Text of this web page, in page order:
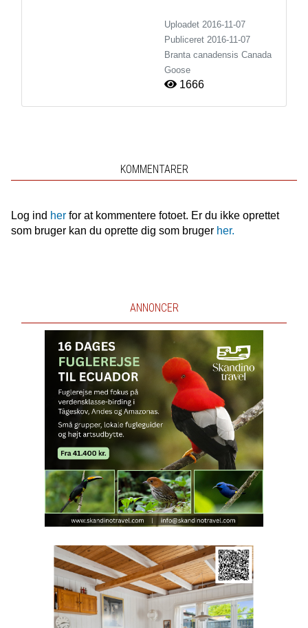
Uploadet 2016-11-07
Publiceret 2016-11-07
Branta canadensis Canada
Goose
1666
KOMMENTARER
Log ind herfor at kommentere fotoet. Er du ikke oprettet
som bruger kan du oprette dig som bruger her.
ANNONCER